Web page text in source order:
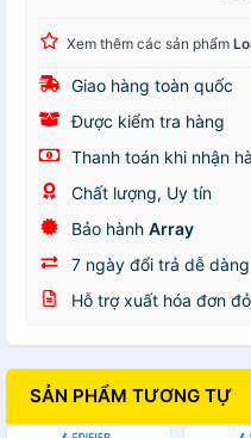
Xem thêm các sản phẩm
Giao hàng toàn quốc
Được kiểm tra hàng
Thanh toán khi nhận
Chất lượng, Uy tín
Bảo hành Array
7 ngày đổi trả dễ dàng
Hỗ trợ xuất hóa đơn đỏ
SẢN PHẨM TƯƠNG TỰ